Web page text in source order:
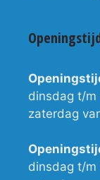
dinsdag t/m
zaterdag
dinsdag t/m